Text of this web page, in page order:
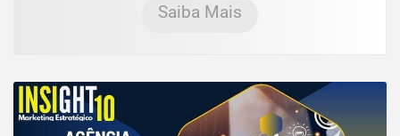
Saiba Mais